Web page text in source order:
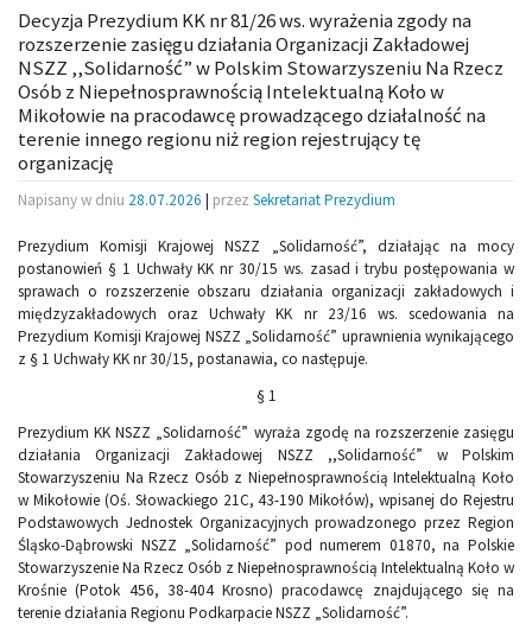
Decyzja Prezydium KK nr 81/26 ws. wyrażenia zgody na
rozszerzenie zasięgu działania Organizacji Zakładowej
NSZZ ,,Solidarność” w Polskim Stowarzyszeniu Na Rzecz
Osób z Niepełnosprawnością Intelektualną Koło w
Mikołowie na pracodawcę prowadzącego działalność na
terenie innego regionu niż region rejestrujący tę
organizację
Napisany w dniu 28.07.2026 | przez Sekretariat Prezydium
Prezydium Komisji Krajowej NSZZ „Solidarność”, działając na mocy
postanowień § 1 Uchwały KK nr 30/15 ws. zasad i trybu postępowania w
sprawach o rozszerzenie obszaru działania organizacji zakładowych i
międzyzakładowych oraz Uchwały KK nr 23/16 ws. scedowania na
Prezydium Komisji Krajowej NSZZ „Solidarność” uprawnienia wynikającego
z § 1 Uchwały KK nr 30/15, postanawia, co następuje.
§ 1
Prezydium KK NSZZ „Solidarność” wyraża zgodę na rozszerzenie zasięgu
działania Organizacji Zakładowej NSZZ ,,Solidarność” w Polskim
Stowarzyszeniu Na Rzecz Osób z Niepełnosprawnością Intelektualną Koło
w Mikołowie (Oś. Słowackiego 21C, 43-190 Mikołów), wpisanej do Rejestru
Podstawowych Jednostek Organizacyjnych prowadzonego przez Region
Śląsko-Dąbrowski NSZZ „Solidarność” pod numerem 01870, na Polskie
Stowarzyszenie Na Rzecz Osób z Niepełnosprawnością Intelektualną Koło w
Krośnie (Potok 456, 38-404 Krosno) pracodawcę znajdującego się na
terenie działania Regionu Podkarpacie NSZZ „Solidarność”.